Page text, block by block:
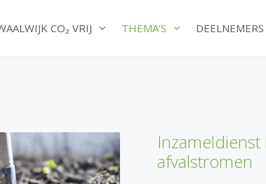
CO₂ VRIJ THEMA’S DEELNEMERS
Inzameldienst
afvalstromen